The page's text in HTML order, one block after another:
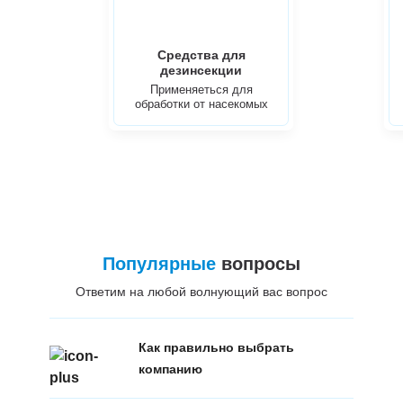
Средства для
дезинсекции
Применяеться для
обработки от насекомых
Популярныевопросы
Ответим на любой волнующий вас вопрос
Как правильно выбрать
компанию